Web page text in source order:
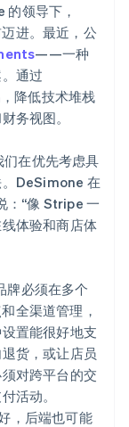
领导下，
进。最近，公
——一种
通过
降低技术堆栈
务视图。
在优先考虑具
DeSimone 在
：“像 Stripe 一
体验和商店体
必须在多个
全渠道管理，
置能很好地支
货，或让店员
对跨平台的交
活动。
，后端也可能